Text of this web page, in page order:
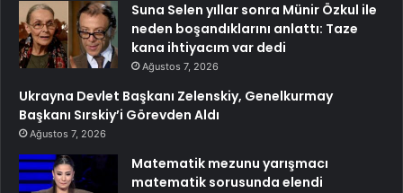
Suna Selen yıllar sonra Münir Özkul ile
neden boşandıklarını anlattı: Taze
kana ihtiyacım var dedi
Ağustos 7, 2026
Ukrayna Devlet Başkanı Zelenskiy, Genelkurmay
Başkanı Sırskiy’i Görevden Aldı
Ağustos 7, 2026
Matematik mezunu yarışmacı
matematik sorusunda elendi